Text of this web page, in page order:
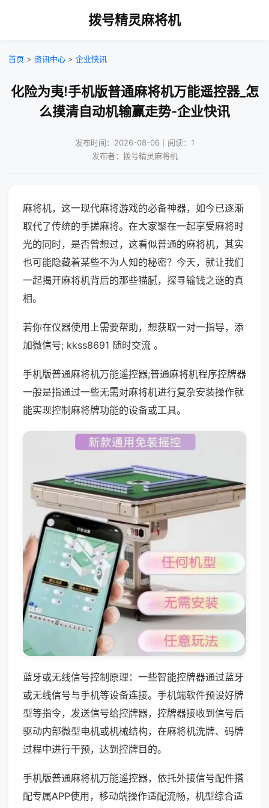
拨号精灵麻将机
首页 > 资讯中心 > 企业快讯
化险为夷!手机版普通麻将机万能遥控器_怎
么摸清自动机输赢走势-企业快讯
发布时间：2026-08-06｜阅读：1
发布者：拨号精灵麻将机
麻将机，这一现代麻将游戏的必备神器，如今已逐渐
取代了传统的手搓麻将。在大家聚在一起享受麻将时
光的同时，是否曾想过，这看似普通的麻将机，其实
也可能隐藏着某些不为人知的秘密？今天，就让我们
一起揭开麻将机背后的那些猫腻，探寻输钱之谜的真
相。
若你在仪器使用上需要帮助，想获取一对一指导，添
加微信号; kkss8691 随时交流 。
手机版普通麻将机万能遥控器;普通麻将机程序控牌器
一般是指通过一些无需对麻将机进行复杂安装操作就
能实现控制麻将牌功能的设备或工具。
蓝牙或无线信号控制原理：一些智能控牌器通过蓝牙
或无线信号与手机等设备连接。手机端软件预设好牌
型等指令，发送信号给控牌器，控牌器接收到信号后
驱动内部微型电机或机械结构，在麻将机洗牌、码牌
过程中进行干预，达到控牌目的。
手机版普通麻将机万能遥控器，依托外接信号配件搭
配专属APP使用，移动端操作适配流畅，机型综合适